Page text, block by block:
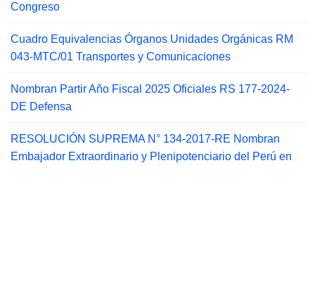
Congreso
Cuadro Equivalencias Órganos Unidades Orgánicas RM
043-MTC/01 Transportes y Comunicaciones
Nombran Partir Año Fiscal 2025 Oficiales RS 177-2024-
DE Defensa
RESOLUCIÓN SUPREMA N° 134-2017-RE Nombran
Embajador Extraordinario y Plenipotenciario del Perú en